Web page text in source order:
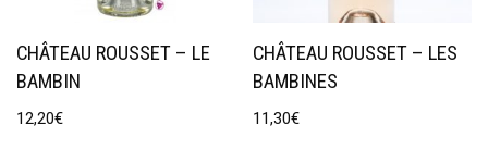
CHÂTEAU ROUSSET – LE
BAMBIN
12,20€
CHÂTEAU ROUSSET – LES
BAMBINES
11,30€